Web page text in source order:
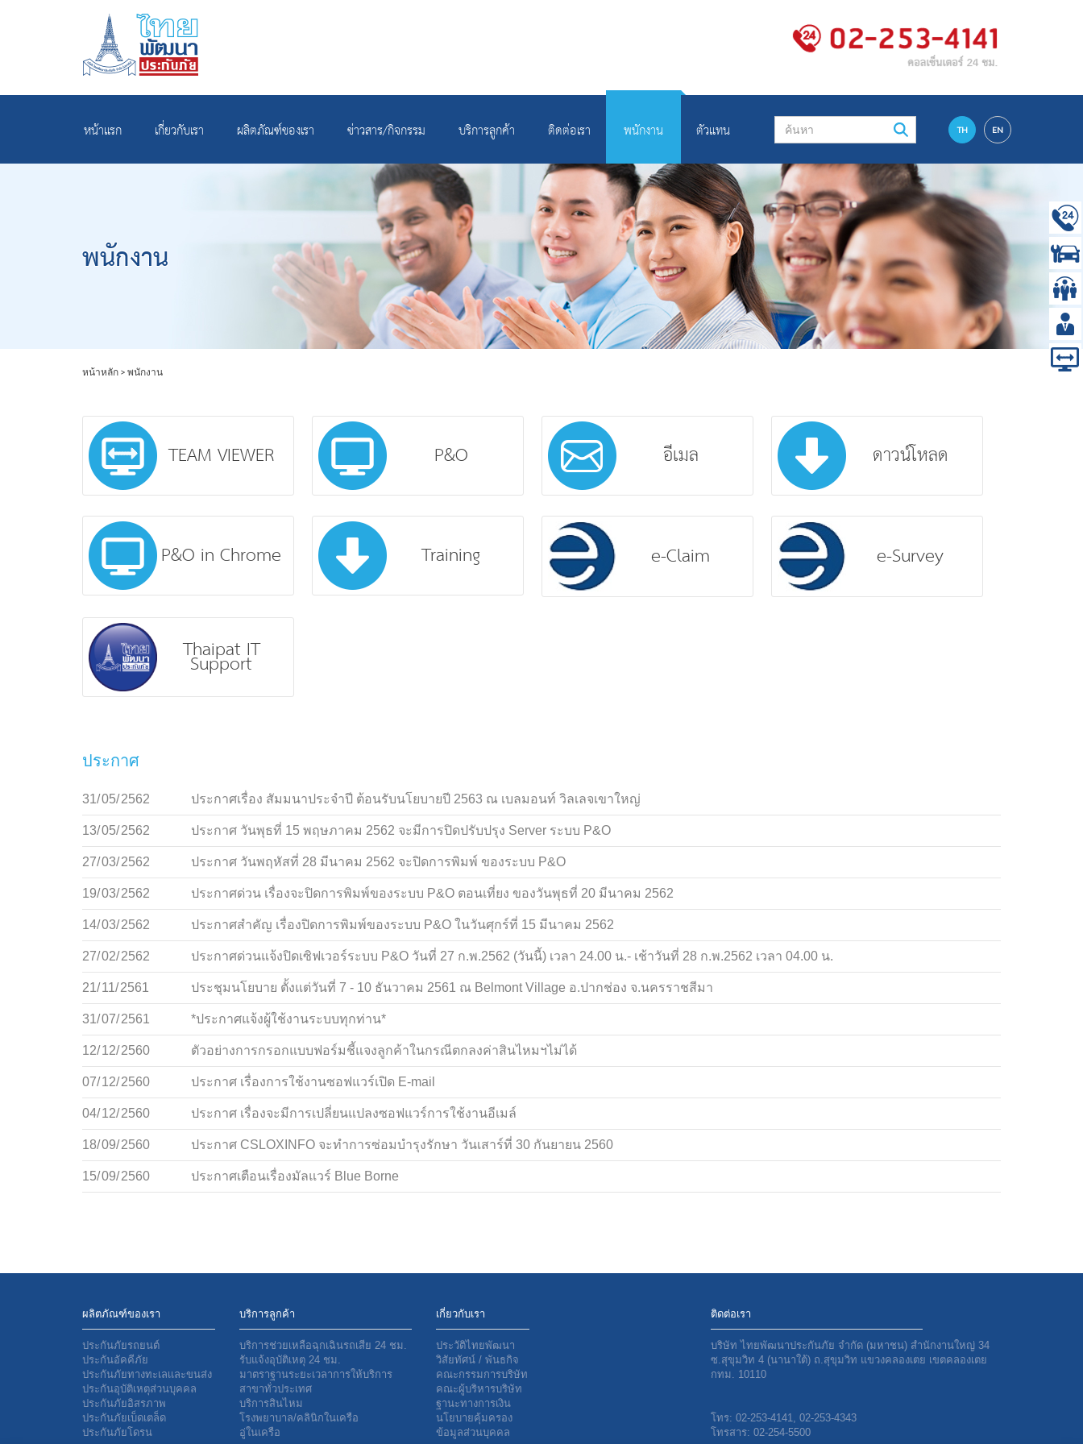
หน้าแรก เกี่ยวกับเรา ผลิตภัณฑ์ของเรา ข่าวสาร/กิจกรรม บริการลูกค้า ติดต่อเรา พนักงาน ตัวแทน TH EN
พนักงาน
หน้าหลัก > พนักงาน
TEAM VIEWER P&O อีเมล ดาวน์โหลด
P&O in Chrome Training e-Claim e-Survey
Thaipat IT
Support
ประกาศ
31/05/2562 ประกาศเรื่อง สัมมนาประจำปี ต้อนรับนโยบายปี 2563 ณ เบลมอนท์ วิลเลจเขาใหญ่
13/05/2562 ประกาศ วันพุธที่ 15 พฤษภาคม 2562 จะมีการปิดปรับปรุง Server ระบบ P&O
27/03/2562 ประกาศ วันพฤหัสที่ 28 มีนาคม 2562 จะปิดการพิมพ์ ของระบบ P&O
19/03/2562 ประกาศด่วน เรื่องจะปิดการพิมพ์ของระบบ P&O ตอนเที่ยง ของวันพุธที่ 20 มีนาคม 2562
14/03/2562 ประกาศสำคัญ เรื่องปิดการพิมพ์ของระบบ P&O ในวันศุกร์ที่ 15 มีนาคม 2562
27/02/2562 ประกาศด่วนแจ้งปิดเซิฟเวอร์ระบบ P&O วันที่ 27 ก.พ.2562 (วันนี้) เวลา 24.00 น.- เช้าวันที่ 28 ก.พ.2562 เวลา 04.00 น.
21/11/2561 ประชุมนโยบาย ตั้งแต่วันที่ 7 - 10 ธันวาคม 2561 ณ Belmont Village อ.ปากช่อง จ.นครราชสีมา
31/07/2561 *ประกาศแจ้งผู้ใช้งานระบบทุกท่าน*
12/12/2560 ตัวอย่างการกรอกแบบฟอร์มชี้แจงลูกค้าในกรณีตกลงค่าสินไหมฯไม่ได้
07/12/2560 ประกาศ เรื่องการใช้งานซอฟแวร์เปิด E-mail
04/12/2560 ประกาศ เรื่องจะมีการเปลี่ยนแปลงซอฟแวร์การใช้งานอีเมล์
18/09/2560 ประกาศ CSLOXINFO จะทำการซ่อมบำรุงรักษา วันเสาร์ที่ 30 กันยายน 2560
15/09/2560 ประกาศเตือนเรื่องมัลแวร์ Blue Borne
ผลิตภัณฑ์ของเรา
ประกันภัยรถยนต์
ประกันอัคคีภัย
ประกันภัยทางทะเลเเละขนส่ง
ประกันอุบัติเหตุส่วนบุคคล
ประกันภัยอิสรภาพ
ประกันภัยเบ็ดเตล็ด
ประกันภัยโดรน
บริการลูกค้า
บริการช่วยเหลือฉุกเฉินรถเสีย 24 ชม.
รับแจ้งอุบัติเหตุ 24 ชม.
มาตราฐานระยะเวลาการให้บริการ
สาขาทั่วประเทศ
บริการสินไหม
โรงพยาบาล/คลินิกในเครือ
อู่ในเครือ
เกี่ยวกับเรา
ประวัติไทยพัฒนา
วิสัยทัศน์ / พันธกิจ
คณะกรรมการบริษัท
คณะผู้บริหารบริษัท
ฐานะทางการเงิน
นโยบายคุ้มครอง
ข้อมูลส่วนบุคคล
ติดต่อเรา
บริษัท ไทยพัฒนาประกันภัย จำกัด (มหาชน) สำนักงานใหญ่ 34
ซ.สุขุมวิท 4 (นานาใต้) ถ.สุขุมวิท แขวงคลองเตย เขตคลองเตย
กทม. 10110
โทร: 02-253-4141, 02-253-4343
โทรสาร: 02-254-5500